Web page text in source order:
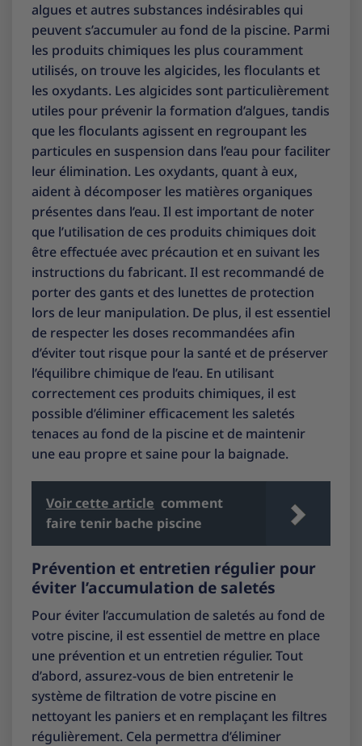
algues et autres substances indésirables qui
peuvent s’accumuler au fond de la piscine. Parmi
les produits chimiques les plus couramment
utilisés, on trouve les algicides, les floculants et
les oxydants. Les algicides sont particulièrement
utiles pour prévenir la formation d’algues, tandis
que les floculants agissent en regroupant les
particules en suspension dans l’eau pour faciliter
leur élimination. Les oxydants, quant à eux,
aident à décomposer les matières organiques
présentes dans l’eau. Il est important de noter
que l’utilisation de ces produits chimiques doit
être effectuée avec précaution et en suivant les
instructions du fabricant. Il est recommandé de
porter des gants et des lunettes de protection
lors de leur manipulation. De plus, il est essentiel
de respecter les doses recommandées afin
d’éviter tout risque pour la santé et de préserver
l’équilibre chimique de l’eau. En utilisant
correctement ces produits chimiques, il est
possible d’éliminer efficacement les saletés
tenaces au fond de la piscine et de maintenir
une eau propre et saine pour la baignade.
Voir cette article comment
faire tenir bache piscine
Prévention et entretien régulier pour
éviter l’accumulation de saletés
Pour éviter l’accumulation de saletés au fond de
votre piscine, il est essentiel de mettre en place
une prévention et un entretien régulier. Tout
d’abord, assurez-vous de bien entretenir le
système de filtration de votre piscine en
nettoyant les paniers et en remplaçant les filtres
régulièrement. Cela permettra d’éliminer